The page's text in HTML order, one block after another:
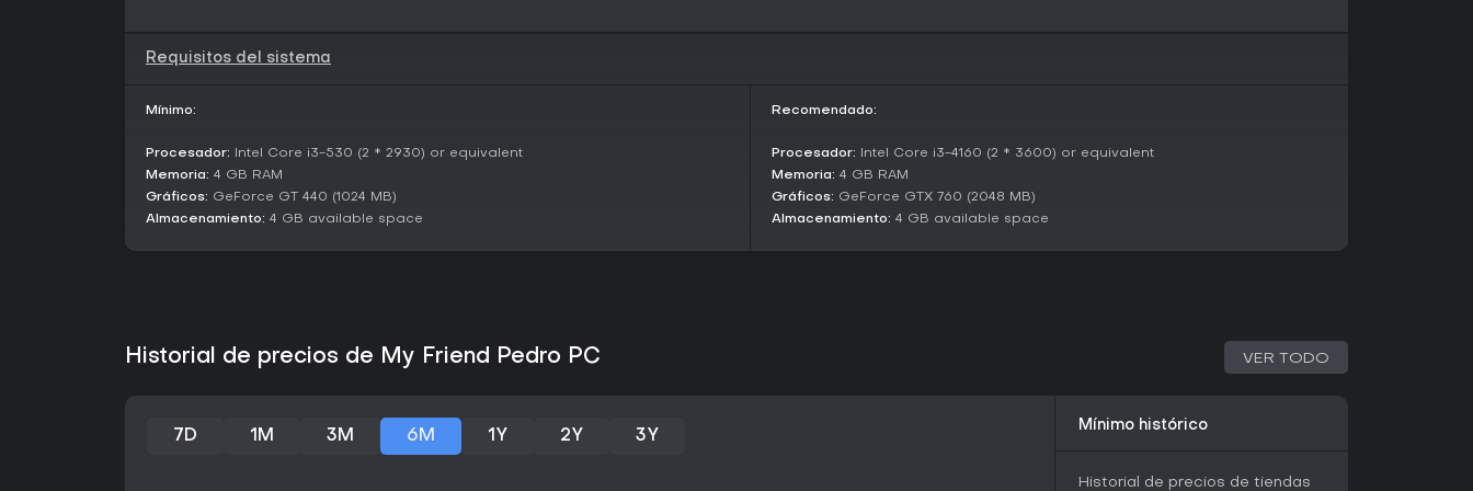
Con un Metacritic de 78 basado en 49 reseñas de críticos y una puntuación de
usuarios de 7.6 en 238 valoraciones, My Friend Pedro recibe elogios por su
violencia exagerada, controles precisos y gunplay satisfactorio que convierte
cada enfrentamiento en una escena de acción coreografiada. Los jugadores
humorística y absurda. Sin embargo, algunos señalan fallos como su corta
una gran opción para quien busca un giro único en las mecánicas run and gun,
aunque puede no convencer si buscas narrativas profundas o contenido
Requisitos del sistema
Mínimo:
Procesador: Intel Core i3-530 (2 * 2930) or equivalent
Memoria: 4 GB RAM
Gráficos: GeForce GT 440 (1024 MB)
Almacenamiento: 4 GB available space
Recomendado:
Procesador: Intel Core i3-4160 (2 * 3600) or equivalent
Memoria: 4 GB RAM
Gráficos: GeForce GTX 760 (2048 MB)
Almacenamiento: 4 GB available space
Historial de precios de My Friend Pedro PC VER TODO
7D 1M 3M 6M 1Y 2Y 3Y
Mínimo histórico
Historial de precios de tiendas